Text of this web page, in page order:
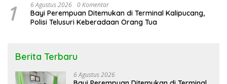
1 6 Agustus 2026 0 Komentar
Bayi Perempuan Ditemukan di Terminal Kalipucang,
Polisi Telusuri Keberadaan Orang Tua
Berita Terbaru
6 Agustus 2026